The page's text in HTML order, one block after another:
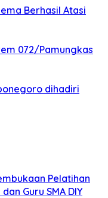
Berhasil Atasi
072/Pamungkas
dihadiri
Pelatihan
Guru SMA DIY